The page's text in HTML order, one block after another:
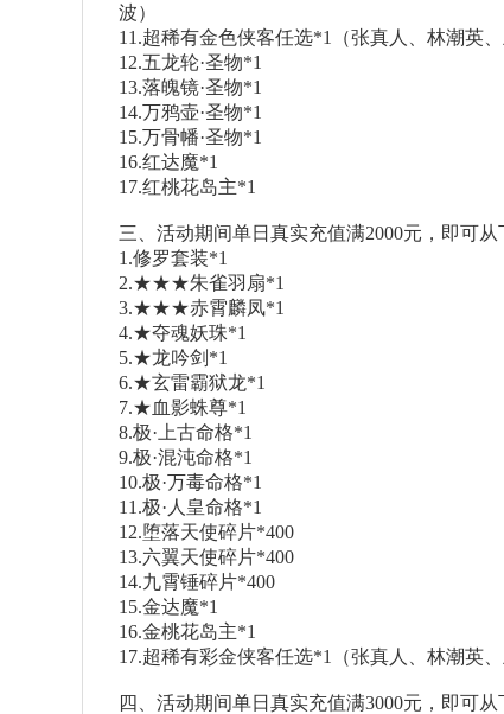
波）
11.超稀有金色侠客任选*1（张真人、林潮英
12.五龙轮·圣物*1
13.落魄镜·圣物*1
14.万鸦壶·圣物*1
15.万骨幡·圣物*1
16.红达魔*1
17.红桃花岛主*1
三、活动期间单日真实充值满2000元，即可
1.修罗套装*1
2.★★★朱雀羽扇*1
3.★★★赤霄麟凤*1
4.★夺魂妖珠*1
5.★龙吟剑*1
6.★玄雷霸狱龙*1
7.★血影蛛尊*1
8.极·上古命格*1
9.极·混沌命格*1
10.极·万毒命格*1
11.极·人皇命格*1
12.堕落天使碎片*400
13.六翼天使碎片*400
14.九霄锤碎片*400
15.金达魔*1
16.金桃花岛主*1
17.超稀有彩金侠客任选*1（张真人、林潮英
四、活动期间单日真实充值满3000元，即可